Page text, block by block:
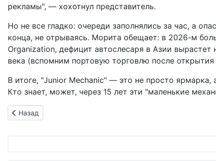
рекламы", — хохотнул представитель.
Но не все гладко: очереди заполнялись за час, а
конца, не отрываясь. Морита обещает: в 2026-м
Organization, дефицит автослесаря в Азии
века (вспомним портовую торговлю после
В итоге, "Junior Mechanic" — это не просто
Кто знает, может, через 15 лет эти "маленькие
Предыдущий: Kia PV5: Корейский электрован, который
Назад